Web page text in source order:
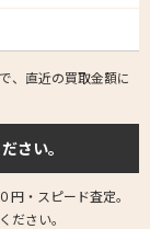
、直近の買取金額に
さい。
円・スピード査定。
ださい。